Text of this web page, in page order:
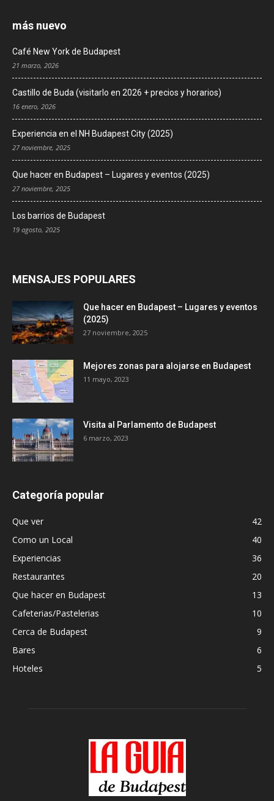
más nuevo
Café New York de Budapest
21 marzo, 2026
Castillo de Buda (visitarlo en 2026 + precios y horarios)
16 enero, 2026
Experiencia en el NH Budapest City (2025)
27 noviembre, 2025
Que hacer en Budapest – Lugares y eventos (2025)
27 noviembre, 2025
Los barrios de Budapest
19 agosto, 2025
MENSAJES POPULARES
Que hacer en Budapest – Lugares y eventos
(2025)
27 noviembre, 2025
Mejores zonas para alojarse en Budapest
11 mayo, 2023
Visita al Parlamento de Budapest
6 marzo, 2023
Categoría popular
Que ver
42
Como un Local
40
Experiencias
36
Restaurantes
20
Que hacer en Budapest
13
Cafeterias/Pastelerias
10
Cerca de Budapest
9
Bares
6
Hoteles
5